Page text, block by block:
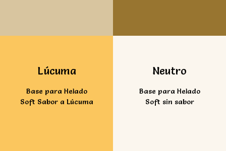
Lúcuma
Base para Helado
Soft Sabor a Lúcuma
Neutro
Base para Helado
Soft sin sabor